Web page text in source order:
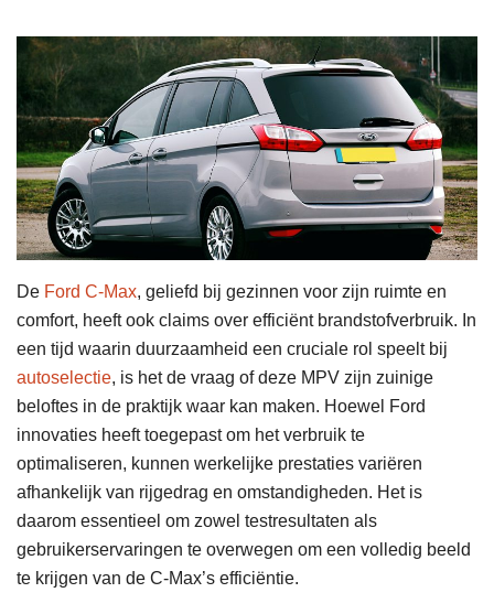
De Ford C-Max, geliefd bij gezinnen voor zijn ruimte en
comfort, heeft ook claims over efficiënt brandstofverbruik. In
een tijd waarin duurzaamheid een cruciale rol speelt bij
autoselectie, is het de vraag of deze MPV zijn zuinige
beloftes in de praktijk waar kan maken. Hoewel Ford
innovaties heeft toegepast om het verbruik te
optimaliseren, kunnen werkelijke prestaties variëren
afhankelijk van rijgedrag en omstandigheden. Het is
daarom essentieel om zowel testresultaten als
gebruikerservaringen te overwegen om een volledig beeld
te krijgen van de C-Max’s efficiëntie.